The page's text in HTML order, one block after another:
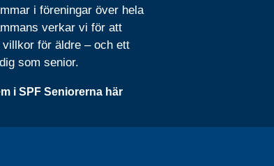
i föreningar över hela
verkar vi för att
för äldre – och ett
som senior.
i SPF Seniorerna här